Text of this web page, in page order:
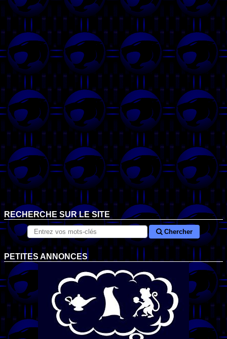
RECHERCHE SUR LE SITE
Chercher
PETITES ANNONCES